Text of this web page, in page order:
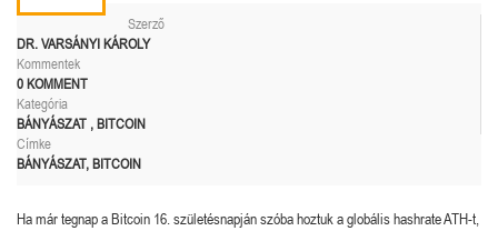
Szerző
DR. VARSÁNYI KÁROLY
Kommentek
0 KOMMENT
Kategória
BÁNYÁSZAT , BITCOIN
Címke
BÁNYÁSZAT, BITCOIN
Ha már tegnap a Bitcoin 16. születésnapján szóba hoztuk a globális hashrate ATH-t,